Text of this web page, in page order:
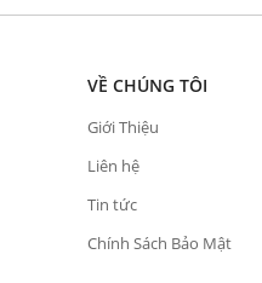
VỀ CHÚNG TÔI
Giới Thiệu
Liên hệ
Tin tức
Chính Sách Bảo Mật